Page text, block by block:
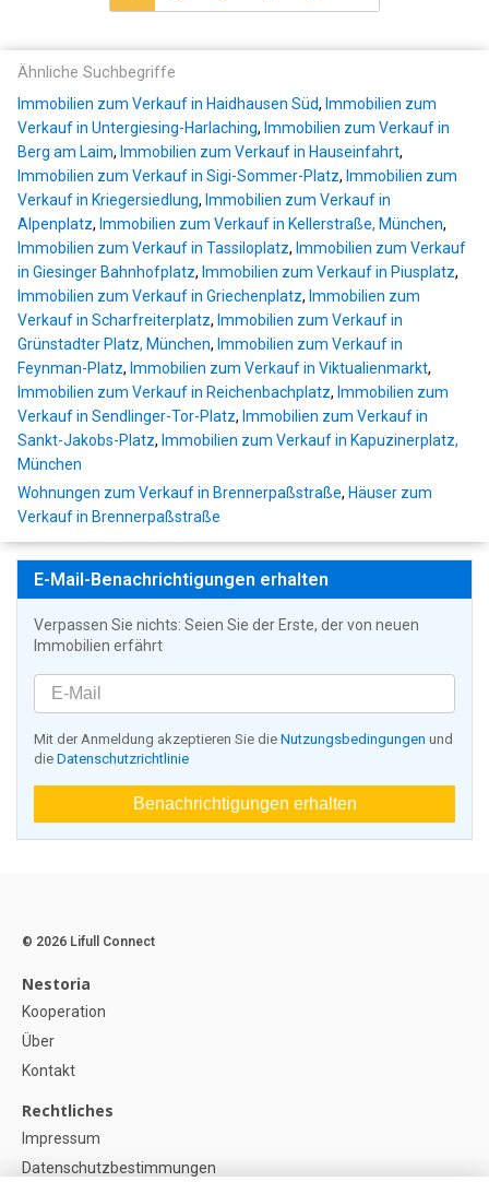
Ähnliche Suchbegriffe
Immobilien zum Verkauf in Haidhausen Süd, Immobilien zum
Verkauf in Untergiesing-Harlaching, Immobilien zum Verkauf in
Berg am Laim, Immobilien zum Verkauf in Hauseinfahrt,
Immobilien zum Verkauf in Sigi-Sommer-Platz, Immobilien zum
Verkauf in Kriegersiedlung, Immobilien zum Verkauf in
Alpenplatz, Immobilien zum Verkauf in Kellerstraße, München,
Immobilien zum Verkauf in Tassiloplatz, Immobilien zum Verkauf
in Giesinger Bahnhofplatz, Immobilien zum Verkauf in Piusplatz,
Immobilien zum Verkauf in Griechenplatz, Immobilien zum
Verkauf in Scharfreiterplatz, Immobilien zum Verkauf in
Grünstadter Platz, München, Immobilien zum Verkauf in
Feynman-Platz, Immobilien zum Verkauf in Viktualienmarkt,
Immobilien zum Verkauf in Reichenbachplatz, Immobilien zum
Verkauf in Sendlinger-Tor-Platz, Immobilien zum Verkauf in
Sankt-Jakobs-Platz, Immobilien zum Verkauf in Kapuzinerplatz,
München
Wohnungen zum Verkauf in Brennerpaßstraße, Häuser zum
Verkauf in Brennerpaßstraße
E-Mail-Benachrichtigungen erhalten
Verpassen Sie nichts: Seien Sie der Erste, der von neuen
Immobilien erfährt
Mit der Anmeldung akzeptieren Sie die Nutzungsbedingungen und
die Datenschutzrichtlinie
Benachrichtigungen erhalten
© 2026 Lifull Connect
Nestoria
Kooperation
Über
Kontakt
Rechtliches
Impressum
Datenschutzbestimmungen